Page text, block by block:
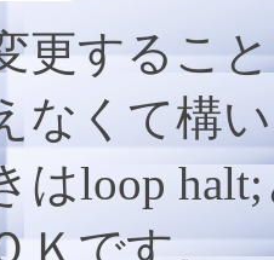
更するこ
なくて構
はloop
Ｋです。